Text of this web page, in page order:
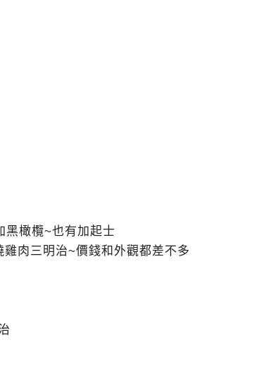
黑橄欖~也有加起士
肉三明治~價錢和外觀都差不多